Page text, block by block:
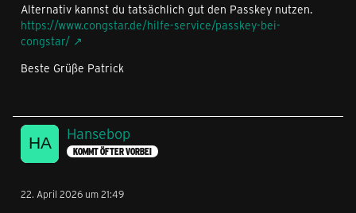
Alternativ kannst du tatsächlich gut den Passkey nutzen.
https://www.congstar.de/hilfe-service/passkey-bei-
congstar/
Beste Grüße Patrick
Hansebop
KOMMT ÖFTER VORBEI
22. April 2026 um 21:49